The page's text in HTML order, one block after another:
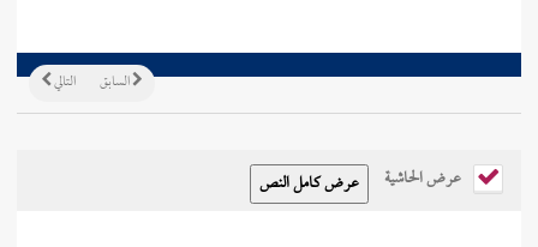
التالي السابق
عرض الحاشية